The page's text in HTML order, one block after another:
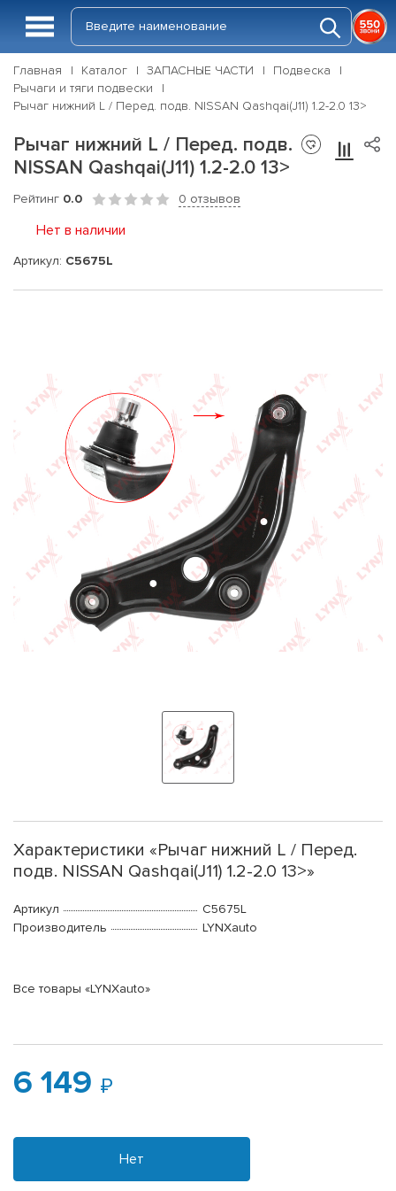
Главная Каталог ЗАПАСНЫЕ ЧАСТИ
Подвеска
Рычаги и тяги подвески
Рычаг нижний L / Перед. подв. NISSAN Qashqai(J11) 1.2-2.0 13>
Рычаг нижний L / Перед. подв.
NISSAN Qashqai(J11) 1.2-2.0 13>
Рейтинг 0.0 0 отзывов
Нет в наличии
Артикул: C5675L
Характеристики «Рычаг нижний L / Перед.
подв. NISSAN Qashqai(J11) 1.2-2.0 13>»
Артикул
C5675L
Производитель
LYNXauto
Все товары «LYNXauto»
6 149
Нет